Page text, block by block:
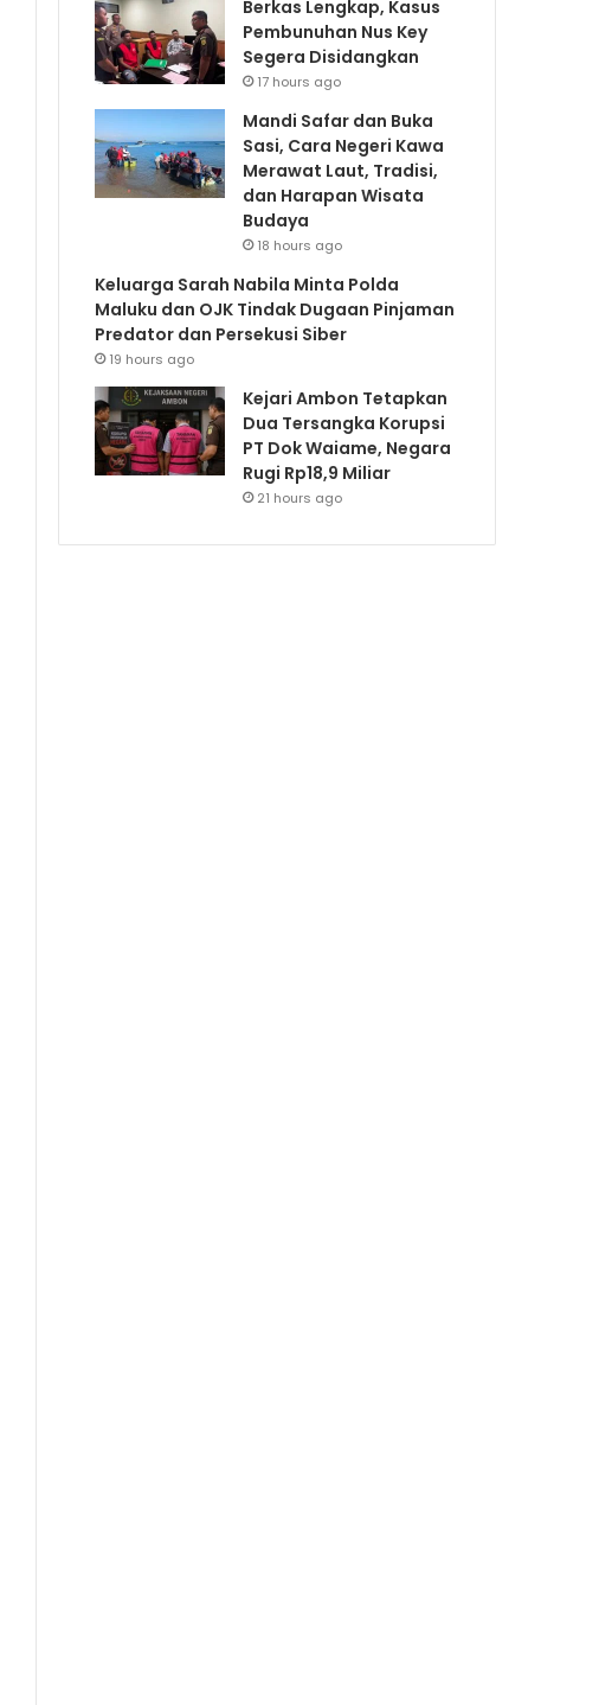
Berkas Lengkap, Kasus
Pembunuhan Nus Key
Segera Disidangkan
17 hours ago
Mandi Safar dan Buka
Sasi, Cara Negeri Kawa
Merawat Laut, Tradisi,
dan Harapan Wisata
Budaya
18 hours ago
Keluarga Sarah Nabila Minta Polda
Maluku dan OJK Tindak Dugaan Pinjaman
Predator dan Persekusi Siber
19 hours ago
Kejari Ambon Tetapkan
Dua Tersangka Korupsi
PT Dok Waiame, Negara
Rugi Rp18,9 Miliar
21 hours ago